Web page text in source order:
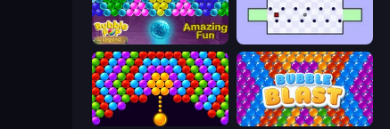
Bubble Pop Legend
Bubble Story Bubble Blast